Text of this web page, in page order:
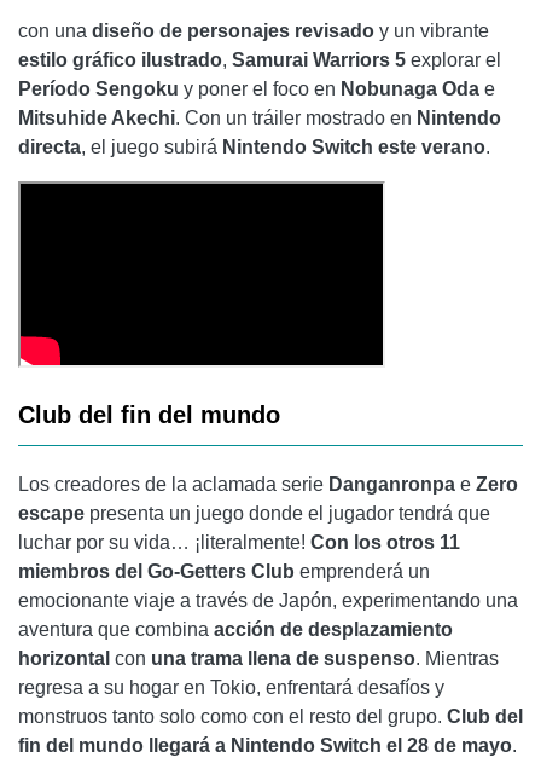
con una diseño de personajes revisado y un vibrante
estilo gráfico ilustrado, Samurai Warriors 5 explorar el
Período Sengoku y poner el foco en Nobunaga Oda e
Mitsuhide Akechi. Con un tráiler mostrado en Nintendo
directa, el juego subirá Nintendo Switch este verano.
Club del fin del mundo
Los creadores de la aclamada serie Danganronpa e Zero
escape presenta un juego donde el jugador tendrá que
luchar por su vida… ¡literalmente! Con los otros 11
miembros del Go-Getters Club emprenderá un
emocionante viaje a través de Japón, experimentando una
aventura que combina acción de desplazamiento
horizontal con una trama llena de suspenso. Mientras
regresa a su hogar en Tokio, enfrentará desafíos y
monstruos tanto solo como con el resto del grupo. Club del
fin del mundo
llegará a Nintendo Switch el 28 de mayo.